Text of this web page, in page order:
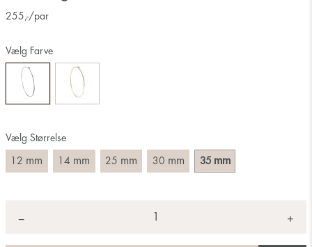
255 ,-/par
Vælg Størrelse
12 mm 14 mm 25 mm 30 mm 35 mm
Vælg Farve
− +